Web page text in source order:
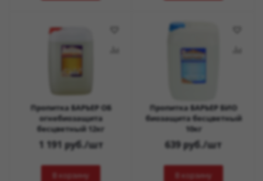
Пропитка БАРЬЕР ОБ
огнебиозащита
бесцветный 12кг
1 191 руб./шт
В корзину
Пропитка БАРЬЕР БИО
биозащита бесцветный
10кг
639руб./шт
В корзину